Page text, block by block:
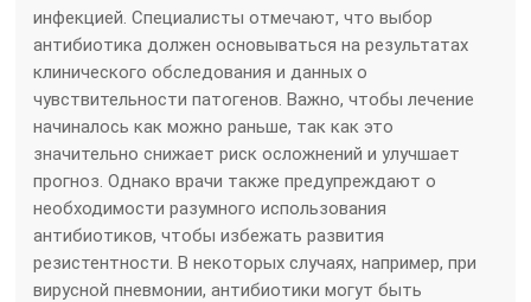
инфекцией. Специалисты отмечают, что выбор
антибиотика должен основываться на результатах
клинического обследования и данных о
чувствительности патогенов. Важно, чтобы лечение
начиналось как можно раньше, так как это
значительно снижает риск осложнений и улучшает
прогноз. Однако врачи также предупреждают о
необходимости разумного использования
антибиотиков, чтобы избежать развития
резистентности. В некоторых случаях, например, при
вирусной пневмонии, антибиотики могут быть